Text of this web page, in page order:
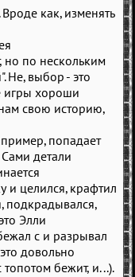
как, изменять
но по нескольким
Не, выбор - это
игры хороши
свою историю,
попадает
детали
и целился, крафтил
подкрадывался,
Элли
с и разрывал
довольно
бежит, и...).